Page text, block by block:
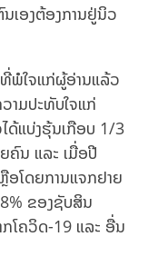
ເອງຕ້ອງການຢູ່ນິວ
ທີ່ພໍໃຈແກ່ຜູ້ອ່ານແລ້ວ
າມປະທັບໃຈແກ່
ດ້ແບ່ງຮຸ້ນເກືອບ 1/3
ຄົນ ແລະ ເມື່ອປີ
ອໂດຍການແຈກຢາຍ
ຂອງຊັບສິນ
ໂຄວິດ-19 ແລະ ອື່ນ